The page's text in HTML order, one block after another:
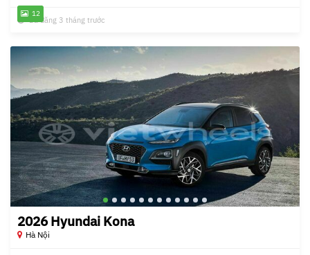
12
Đã đăng 3 tháng trước
2026 Hyundai Kona
Hà Nội